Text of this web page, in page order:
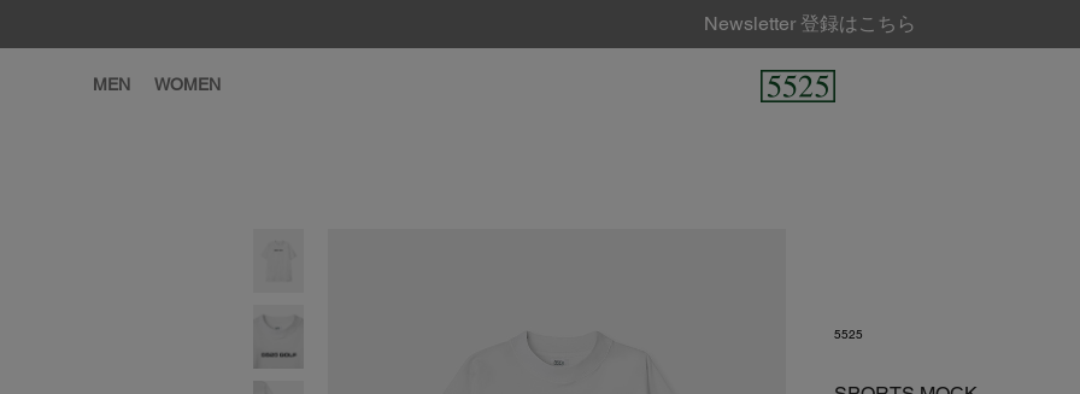
Newsletter 登録はこちら
MEN WOMEN
5525